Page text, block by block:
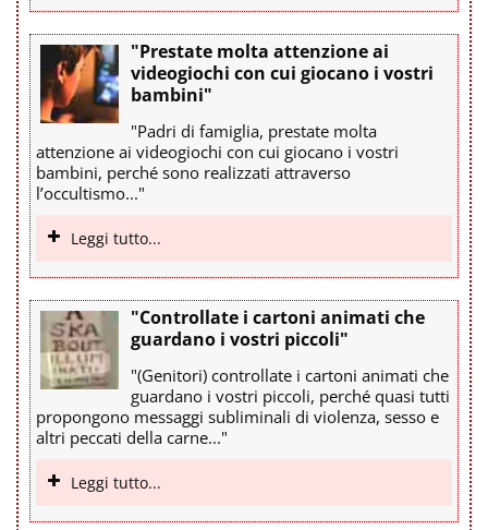
"Prestate molta attenzione ai
videogiochi con cui giocano i vostri
bambini"
"Padri di famiglia, prestate molta
attenzione ai videogiochi con cui giocano i vostri
bambini, perché sono realizzati attraverso
l’occultismo..."
Leggi tutto...
"Controllate i cartoni animati che
guardano i vostri piccoli"
"(Genitori) controllate i cartoni animati che
guardano i vostri piccoli, perché quasi tutti
propongono messaggi subliminali di violenza, sesso e
altri peccati della carne..."
Leggi tutto...